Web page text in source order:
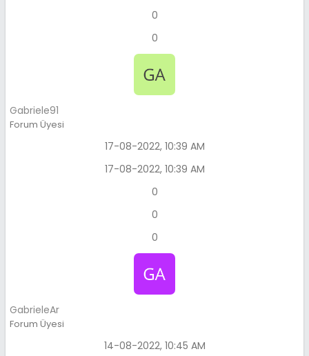
0
0
Gabriele91
Forum Üyesi
17-08-2022, 10:39 AM
17-08-2022, 10:39 AM
0
0
0
GabrieleAr
Forum Üyesi
14-08-2022, 10:45 AM